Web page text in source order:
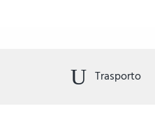
Trasporto